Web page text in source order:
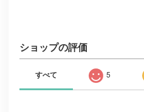
ショップの評価
すべて 5